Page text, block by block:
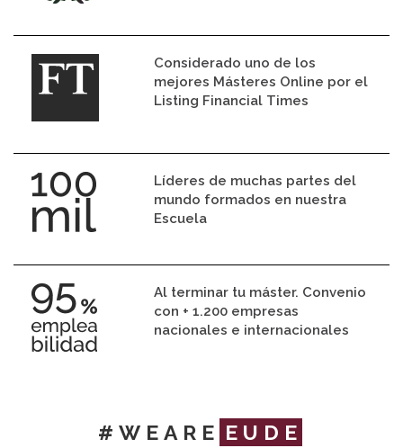
Considerado uno de los
mejores Másteres Online por el
Listing Financial Times
Líderes de muchas partes del
mundo formados en nuestra
Escuela
Al terminar tu máster. Convenio
con + 1.200 empresas
nacionales e internacionales
#WEARE EUDE